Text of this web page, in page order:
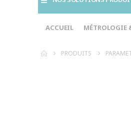
ACCUEIL MÉTROLOGIE
PRODUITS